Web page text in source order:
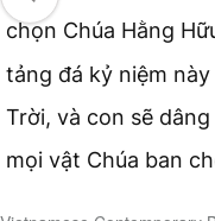
chọn Chúa Hằng
tảng đá kỷ niệm
Trời, và con sẽ
mọi vật Chúa ban